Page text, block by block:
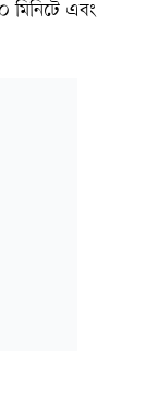
মিনিটে এবং